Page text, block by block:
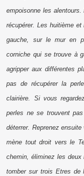
empoisonne les
récupérer. Les huitième
gauche, sur le mur en
corniche qui se trouve à
agripper aux différentes
pas de récupérer la
clairière. Si vous
perles ne se trouvent
déterrer. Reprenez
mène tout droit vers le
chemin, éliminez les
tomber sur trois Etres de